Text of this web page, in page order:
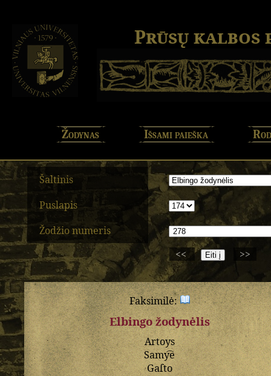
Prūsų kalbos
Žodynas Išsami paieška
Šaltinis
Puslapis
Žodžio numeris
<<
>>
Faksimilė:
Elbingo žodynėlis
Artoys
Samy͡e
Gaſto